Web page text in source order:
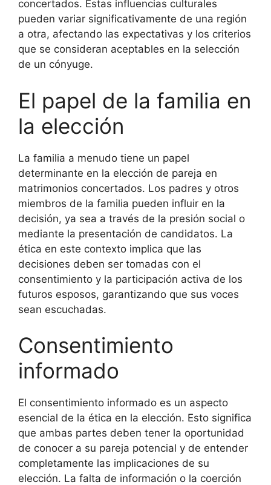
concertados. Estas influencias culturales
pueden variar significativamente de una región
a otra, afectando las expectativas y los criterios
que se consideran aceptables en la selección
de un cónyuge.
El papel de la familia en
la elección
La familia a menudo tiene un papel
determinante en la elección de pareja en
matrimonios concertados. Los padres y otros
miembros de la familia pueden influir en la
decisión, ya sea a través de la presión social o
mediante la presentación de candidatos. La
ética en este contexto implica que las
decisiones deben ser tomadas con el
consentimiento y la participación activa de los
futuros esposos, garantizando que sus voces
sean escuchadas.
Consentimiento
informado
El consentimiento informado es un aspecto
esencial de la ética en la elección. Esto significa
que ambas partes deben tener la oportunidad
de conocer a su pareja potencial y de entender
completamente las implicaciones de su
elección. La falta de información o la coerción